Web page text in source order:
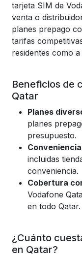
tarjeta SIM de
venta o
planes prepago
tarifas
residentes como a
Beneficios de
Qatar
Planes
planes
presupuesto.
Conveniencia
incluidas
conveniencia.
Cobertura
Vodafone
en todo Qatar.
¿Cuánto
en Qatar?